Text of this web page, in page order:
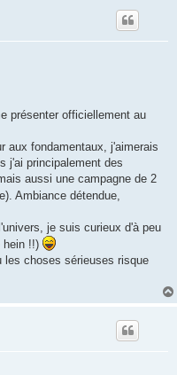
présenter officiellement au
aux fondamentaux, j'aimerais
j'ai principalement des
aussi une campagne de 2
Ambiance détendue,
je suis curieux d'à peu
hein !!)
les choses sérieuses risque